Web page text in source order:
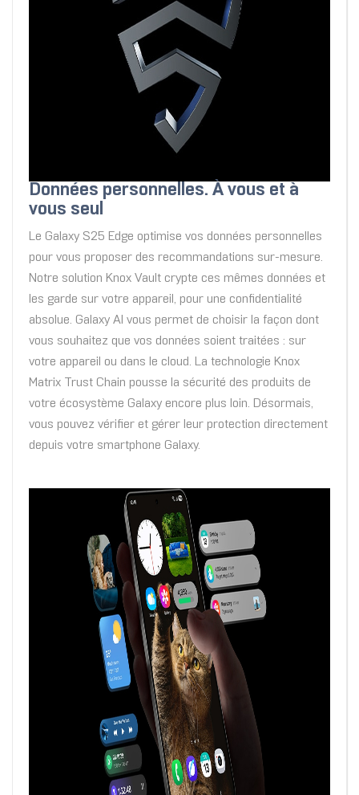
Données personnelles. À vous et à
vous seul
Le Galaxy S25 Edge optimise vos données personnelles
pour vous proposer des recommandations sur-mesure.
Notre solution Knox Vault crypte ces mêmes données et
les garde sur votre appareil, pour une confidentialité
absolue. Galaxy AI vous permet de choisir la façon dont
vous souhaitez que vos données soient traitées : sur
votre appareil ou dans le cloud. La technologie Knox
Matrix Trust Chain pousse la sécurité des produits de
votre écosystème Galaxy encore plus loin. Désormais,
vous pouvez vérifier et gérer leur protection directement
depuis votre smartphone Galaxy.